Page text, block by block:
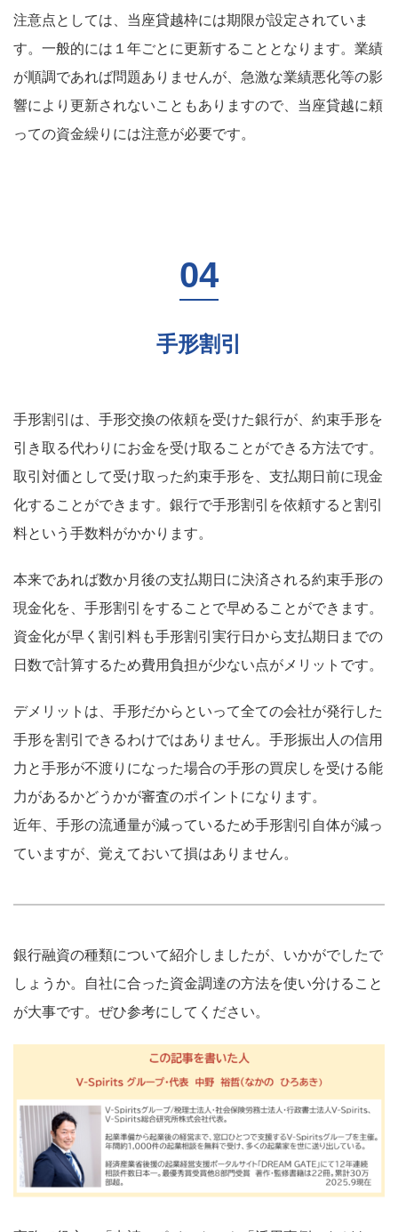
注意点としては、当座貸越枠には期限が設定されていま
す。一般的には１年ごとに更新することとなります。業績
が順調であれば問題ありませんが、急激な業績悪化等の影
響により更新されないこともありますので、当座貸越に頼
っての資金繰りには注意が必要です。
手形割引
手形割引は、手形交換の依頼を受けた銀行が、約束手形を
引き取る代わりにお金を受け取ることができる方法です。
取引対価として受け取った約束手形を、支払期日前に現金
化することができます。銀行で手形割引を依頼すると割引
料という手数料がかかります。
本来であれば数か月後の支払期日に決済される約束手形の
現金化を、手形割引をすることで早めることができます。
資金化が早く割引料も手形割引実行日から支払期日までの
日数で計算するため費用負担が少ない点がメリットです。
デメリットは、手形だからといって全ての会社が発行した
手形を割引できるわけではありません。手形振出人の信用
力と手形が不渡りになった場合の手形の買戻しを受ける能
力があるかどうかが審査のポイントになります。
近年、手形の流通量が減っているため手形割引自体が減っ
ていますが、覚えておいて損はありません。
銀行融資の種類について紹介しましたが、いかがでしたで
しょうか。自社に合った資金調達の方法を使い分けること
が大事です。ぜひ参考にしてください。